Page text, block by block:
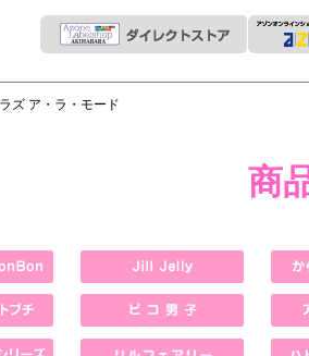
ズ ア・ラ・モード
商